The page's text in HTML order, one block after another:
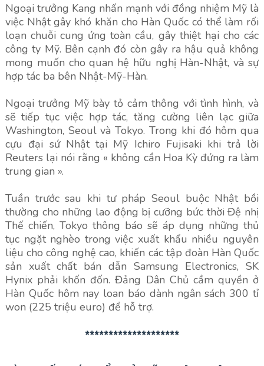
Ngoại trưởng Kang nhấn mạnh với đồng nhiệm Mỹ là
việc Nhật gây khó khăn cho Hàn Quốc có thể làm rối
loạn chuỗi cung ứng toàn cầu, gây thiệt hại cho các
công ty Mỹ. Bên cạnh đó còn gây ra hậu quả không
mong muốn cho quan hệ hữu nghị Hàn-Nhật, và sự
hợp tác ba bên Nhật-Mỹ-Hàn.
Ngoại trưởng Mỹ bày tỏ cảm thông với tình hình, và
sẽ tiếp tục việc hợp tác, tăng cường liên lạc giữa
Washington, Seoul và Tokyo. Trong khi đó hôm qua
cựu đại sứ Nhật tại Mỹ Ichiro Fujisaki khi trả lời
Reuters lại nói rằng « không cần Hoa Kỳ đứng ra làm
trung gian ».
Tuần trước sau khi tư pháp Seoul buộc Nhật bồi
thường cho những lao động bị cưỡng bức thời Đệ nhị
Thế chiến, Tokyo thông báo sẽ áp dụng những thủ
tục ngặt nghèo trong việc xuất khẩu nhiều nguyên
liệu cho công nghệ cao, khiến các tập đoàn Hàn Quốc
sản xuất chất bán dẫn Samsung Electronics, SK
Hynix phải khốn đốn. Đảng Dân Chủ cầm quyền ở
Hàn Quốc hôm nay loan báo dành ngân sách 300 tỉ
won (225 triệu euro) để hỗ trợ.
********************